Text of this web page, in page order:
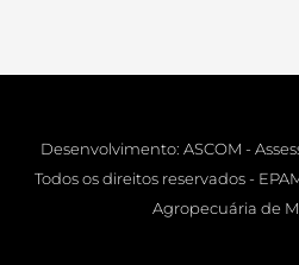
Desenvolvimento: ASCOM -
Todos os direitos reservados -
Agropecuária de